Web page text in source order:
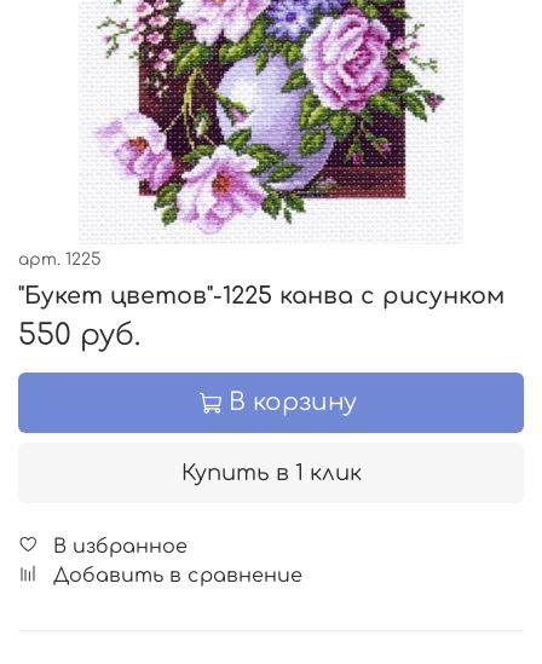
арт. 1225
"Букет цветов"-1225 канва с рисунком
550 руб.
В корзину
Купить в 1 клик
В избранное
Добавить в сравнение